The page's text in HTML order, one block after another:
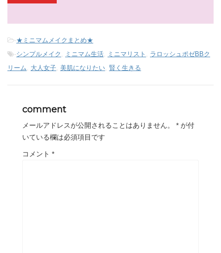
-★ミニマムメイクまとめ★
-シンプルメイク , ミニマム生活, ミニマリスト , ラロッシュポゼBBク
リーム, 大人女子, 美肌になりたい, 賢く生きる
comment
メールアドレスが公開されることはありません。 * が付
いている欄は必須項目です
コメント *